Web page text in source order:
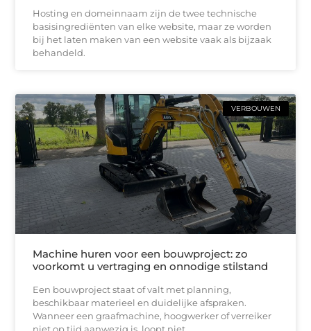
Hosting en domeinnaam zijn de twee technische
basisingrediënten van elke website, maar ze worden
bij het laten maken van een website vaak als bijzaak
behandeld.
VERBOUWEN
Machine huren voor een bouwproject: zo
voorkomt u vertraging en onnodige stilstand
Een bouwproject staat of valt met planning,
beschikbaar materieel en duidelijke afspraken.
Wanneer een graafmachine, hoogwerker of verreiker
niet op tijd aanwezig is, loopt niet